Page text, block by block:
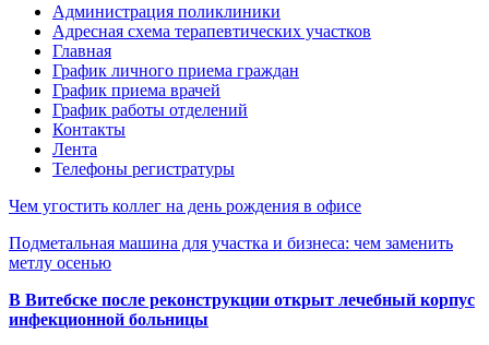
Администрация поликлиники
Адресная схема терапевтических участков
Главная
График личного приема граждан
График приема врачей
График работы отделений
Контакты
Лента
Телефоны регистратуры
Чем угостить коллег на день рождения в офисе
Подметальная машина для участка и бизнеса: чем заменить
метлу осенью
В Витебске после реконструкции открыт лечебный корпус
инфекционной больницы